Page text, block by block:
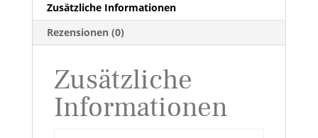
Zusätzliche Informationen
Rezensionen (0)
Zusätzliche
Informationen